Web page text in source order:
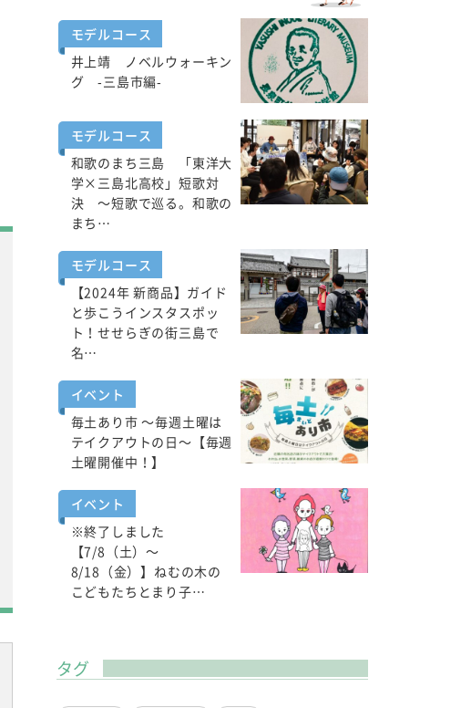
モデルコース
井上靖 ノベルウォーキン
グ -三島市編-
モデルコース
和歌のまち三島 「東洋大
学×三島北高校」短歌対
決 ～短歌で巡る。和歌の
まち…
モデルコース
【2024年 新商品】ガイド
と歩こうインスタスポッ
ト！せせらぎの街三島で
名…
イベント
毎土あり市 ～毎週土曜は
テイクアウトの日～【毎週
土曜開催中！】
イベント
※終了しました
【7/8（土）～
8/18（金）】ねむの木の
こどもたちとまり子…
タグ